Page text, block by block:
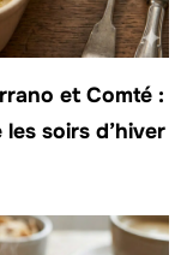
et Comté :
soirs d’hiver